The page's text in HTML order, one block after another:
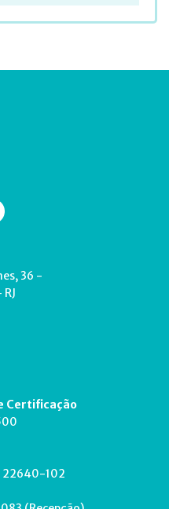
36 -
Certificação
22640-102